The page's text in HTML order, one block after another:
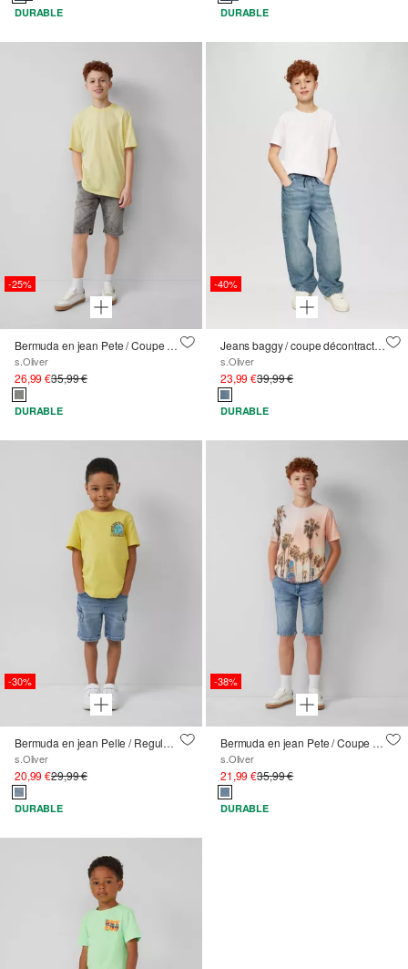
DURABLE DURABLE
-25%
Bermuda en jean Pete / Coupe Regular Fit / Taille mi-haute / Straight Leg / Ajustable en largeur à l’intérieur
s.Oliver
26,99 €35,99 €
DURABLE
-40%
Jeans baggy / coupe décontractée / taille moyenne / jambe large / en denim léger
s.Oliver
23,99 €39,99 €
DURABLE
-30%
Bermuda en jean Pelle / Regular Fit / taille mi-haute / Straight Leg / poches cargo
s.Oliver
20,99 €29,99 €
DURABLE
-38%
Bermuda en jean Pete / Coupe Regular / Taille mi-haute / Straight Leg
s.Oliver
21,99 €35,99 €
DURABLE